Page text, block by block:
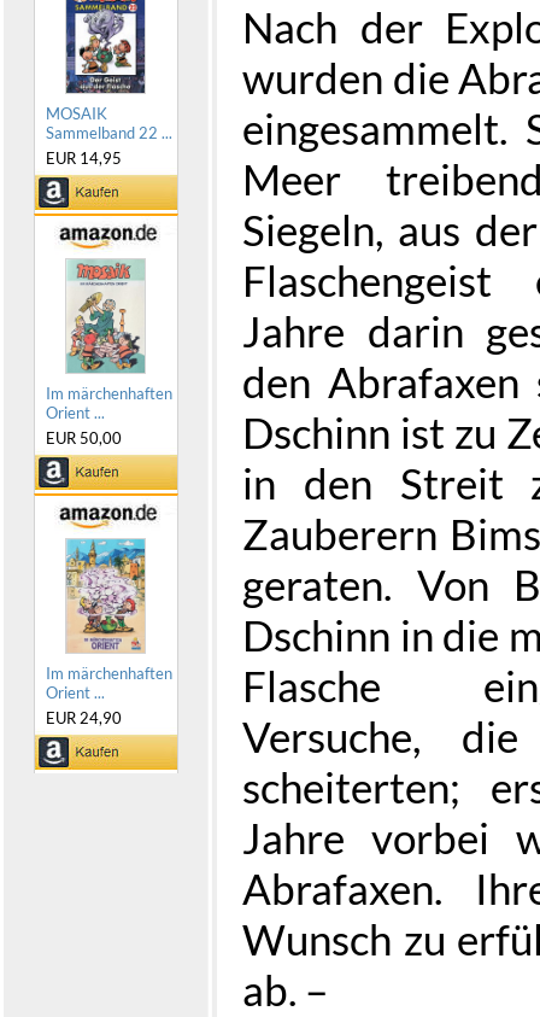
MOSAIK
Sammelband 22 ...
EUR 14,95
Im märchenhaften
Orient ...
EUR 50,00
Im märchenhaften
Orient ...
EUR 24,90
Nach der
wurden die
eingesammelt.
Meer
Siegeln, aus
Jahre darin
den Abrafaxen
Dschinn ist zu
in den Streit
Zauberern
geraten. Von
Dschinn in die
Flasche
Versuche,
scheiterten;
Jahre vorbei
Abrafaxen.
Wunsch zu
ab. –